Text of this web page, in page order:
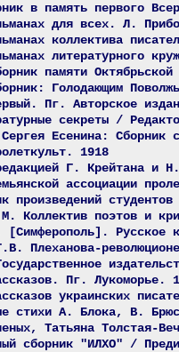
в память первого
для всех. Л.
коллектива
литературного
памяти
Голодающим
Пг. Авторское
секреты /
Есенина:
1918
Г. Крейтана и
ассоциации
произведений
Коллектив поэтов и
[Симферополь].
Плеханова-
Пг. Лукоморье.
украинских
стихи А. Блока, В.
Татьяна Толстая-
сборник "ИЛХО" /